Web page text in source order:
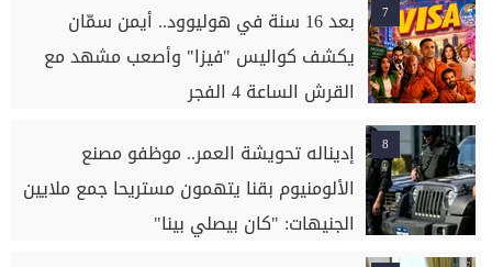
7
بعد 16 سنة في هوليوود.. أيمن سمّان
يكشف كواليس "فيزا" وأصعب مشهد مع
القرش الساعة 4 الفجر
8
إديناله تحويشة العمر.. موظفو مصنع
الألومنيوم بقنا يتهمون مستريحا جمع ملايين
الجنيهات: "كان بيصلي بينا"